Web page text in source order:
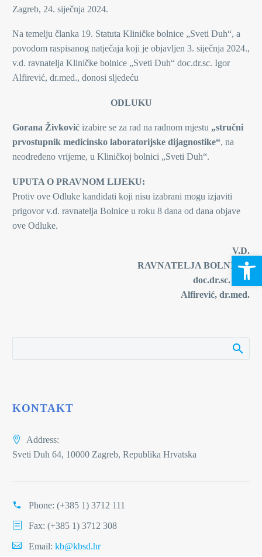
Zagreb, 24. siječnja 2024.
Na temelju članka 19. Statuta Kliničke bolnice „Sveti Duh“, a
povodom raspisanog natječaja koji je objavljen 3. siječnja 2024.,
v.d. ravnatelja Kliničke bolnice „Sveti Duh“ doc.dr.sc. Igor
Alfirević, dr.med., donosi sljedeću
ODLUKU
Gorana Živković izabire se za rad na radnom mjestu „stručni
prvostupnik medicinsko laboratorijske dijagnostike“, na
neodređeno vrijeme, u Kliničkoj bolnici „Sveti Duh“.
UPUTA O PRAVNOM LIJEKU:
Protiv ove Odluke kandidati koji nisu izabrani mogu izjaviti
prigovor v.d. ravnatelja Bolnice u roku 8 dana od dana objave
ove Odluke.
V.D.
RAVNATELJA BOLNICE
doc.dr.sc. Igor
Alfirević, dr.med.
KONTAKT
Address:
Sveti Duh 64, 10000 Zagreb, Republika Hrvatska
Phone: (+385 1) 3712 111
Fax: (+385 1) 3712 308
Email: kb@kbsd.hr